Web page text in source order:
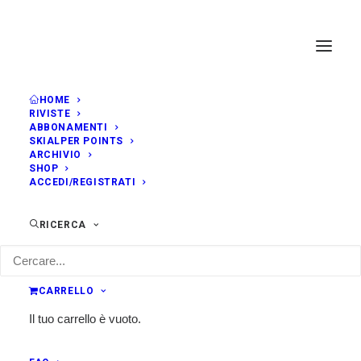
HOME
RIVISTE
ABBONAMENTI
SKIALPER POINTS
ARCHIVIO
SHOP
ACCEDI/REGISTRATI
RICERCA
CARRELLO
Il tuo carrello è vuoto.